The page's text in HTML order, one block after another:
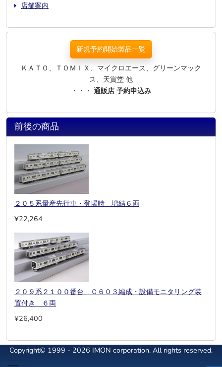
店舗案内
新規予約開始製品一覧
ＫＡＴＯ、ＴＯＭＩＸ、マイクロエース、グリーンマック
ス、天賞堂 他
・・・ 通販店 予約申込み
前後の商品
２０５系量産先行車・登場時 増結６両
¥22,264
２０９系２１００番台 Ｃ６０３編成・設備モニタリング装
置付き ６両
¥26,400
Copyright© 1999 - 2026 IMON corporation. All rights reserved.